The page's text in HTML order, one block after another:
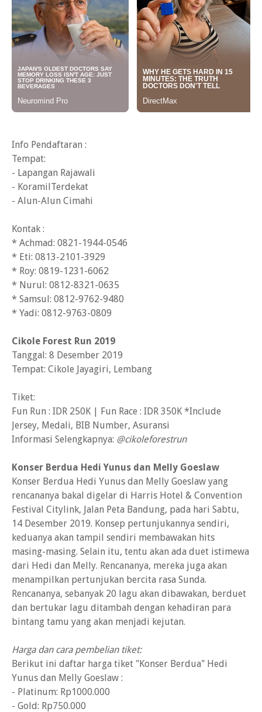
Info Pendaftaran :
Tempat:
- Lapangan Rajawali
- KoramilTerdekat
- Alun-Alun Cimahi ㅤ
Kontak :
* Achmad: 0821-1944-0546
* Eti: 0813-2101-3929
* Roy: 0819-1231-6062
* Nurul: 0812-8321-0635
* Samsul: 0812-9762-9480
* Yadi: 0812-9763-0809 ㅤ
Cikole Forest Run 2019
Tanggal: 8 Desember 2019
Tempat: Cikole Jayagiri, Lembang
Tiket:
Fun Run : IDR 250K | Fun Race : IDR 350K *Include
Jersey, Medali, BIB Number, Asuransi
Informasi Selengkapnya: @cikoleforestrun
Konser Berdua Hedi Yunus dan Melly Goeslaw
Konser Berdua Hedi Yunus dan Melly Goeslaw yang
rencananya bakal digelar di Harris Hotel & Convention
Festival Citylink, Jalan Peta Bandung, pada hari Sabtu,
14 Desember 2019. Konsep pertunjukannya sendiri,
keduanya akan tampil sendiri membawakan hits
masing-masing. Selain itu, tentu akan ada duet istimewa
dari Hedi dan Melly. Rencananya, mereka juga akan
menampilkan pertunjukan bercita rasa Sunda.
Rencananya, sebanyak 20 lagu akan dibawakan, berduet
dan bertukar lagu ditambah dengan kehadiran para
bintang tamu yang akan menjadi kejutan.
Harga dan cara pembelian tiket:
Berikut ini daftar harga tiket "Konser Berdua" Hedi
Yunus dan Melly Goeslaw :
- Platinum: Rp1000.000
- Gold: Rp750.000